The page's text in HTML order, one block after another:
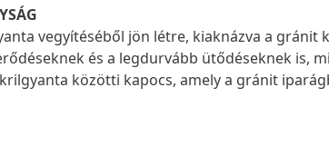
vegyítéséből jön létre, kiaknázva a gránit
és a legdurvább ütődéseknek is,
közötti kapocs, amely a gránit